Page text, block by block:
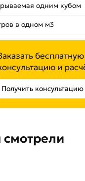
одним кубом
в одном м3
бесплатную
и
Получить консультацию